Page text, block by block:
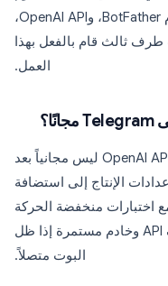
بربط المنصتين بنفسك باستخدام BotFather، وOpenAI API،
طرف ثالث قام بالفعل بهذا
العمل.
جانب Telegram مجاني. استخدام OpenAI API ليس مجانياً بعد
الإنتاج إلى استضافة
اختبارات منخفضة الحركة
على نموذج صغير، ولكن خطط لتكاليف API وخادم مستمرة إذا ظل
البوت متصلاً.